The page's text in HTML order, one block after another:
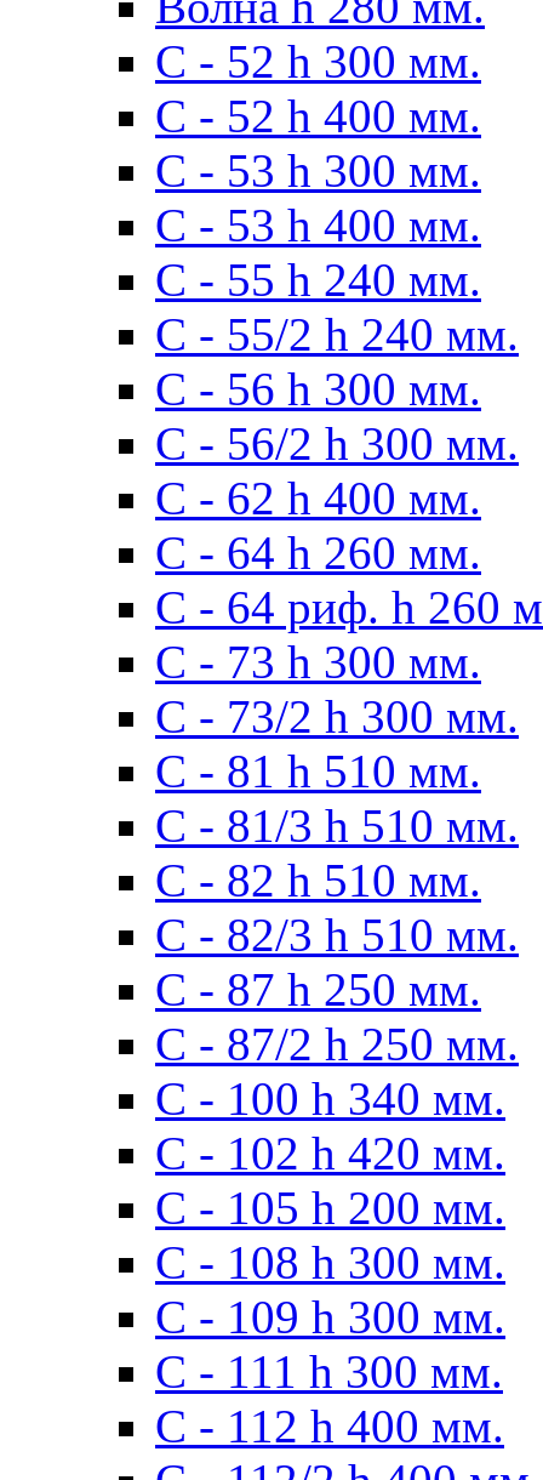
C - 52 h 300 мм.
C - 52 h 400 мм.
С - 53 h 300 мм.
С - 53 h 400 мм.
С - 55 h 240 мм.
С - 55/2 h 240 мм.
С - 56 h 300 мм.
С - 56/2 h 300 мм.
С - 62 h 400 мм.
С - 64 h 260 мм.
С - 64 риф. h 260
С - 73 h 300 мм.
С - 73/2 h 300 мм.
С - 81 h 510 мм.
С - 81/3 h 510 мм.
С - 82 h 510 мм.
С - 82/3 h 510 мм.
С - 87 h 250 мм.
С - 87/2 h 250 мм.
С - 100 h 340 мм.
C - 102 h 420 мм.
С - 105 h 200 мм.
С - 108 h 300 мм.
С - 109 h 300 мм.
С - 111 h 300 мм.
C - 112 h 400 мм.